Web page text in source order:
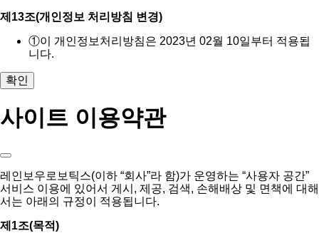
제13조(개인정보 처리방침 변경)
①이 개인정보처리방침은 2023년 02월 10일부터 적용됩
니다.
확인
사이트 이용약관
레인보우로보틱스(이하 “회사”라 함)가 운영하는 “사용자 공간”
서비스 이용에 있어서 게시, 제공, 검색, 손해배상 및 면책에 대해
서는 아래의 규정이 적용됩니다.
제1조(목적)